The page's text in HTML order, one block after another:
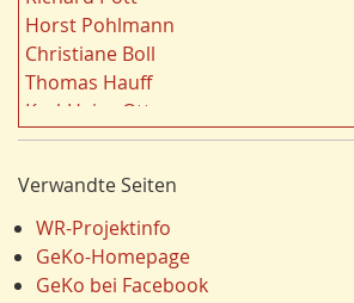
Demographischer Wandel
Geologie 19
Dortmund 18
Fauna 17
Energie/Energiewirtschaft 17
Ausländer 16
Klima/Klimawandel
Einzelhandel
Schienenverkehr 15
e
r
n
Horst Pohlmann
Christiane Boll
Thomas Hauff
Karl-Heinz Otto
Carola Bischoff
Jürgen Lethmate
Rudolf Bergmann
Hans-Werner Wehling
Klaus Temlitz
Verwandte Seiten
WR-Projektinfo
GeKo-Homepage
GeKo bei Facebook